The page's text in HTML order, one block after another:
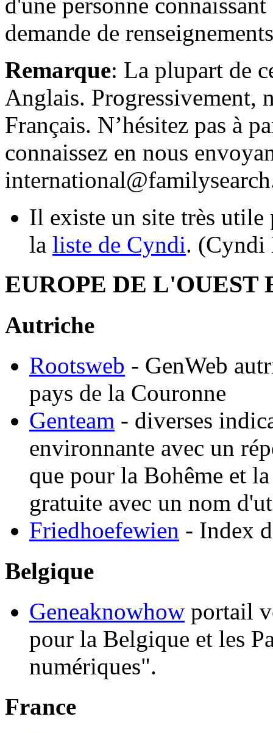
d'une personne
demande de
Remarque: La plupart de
Anglais. Progressivement,
Français. N’hésitez pas à
connaissez en nous
Il existe un site très utile
la liste de Cyndi. (Cyndi
EUROPE DE L'OUEST
Autriche
Rootsweb - GenWeb
pays de la Couronne
Genteam - diverses
environnante avec un
que pour la Bohême et
gratuite avec un nom
Friedhoefewien - Index
Belgique
Geneaknowhow portail
pour la Belgique et les
numériques".
France